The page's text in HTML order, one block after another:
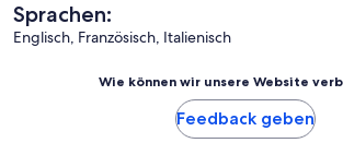
Sprachen:
Englisch, Französisch, Italienisch
Wie können wir unsere Website
Feedback geben